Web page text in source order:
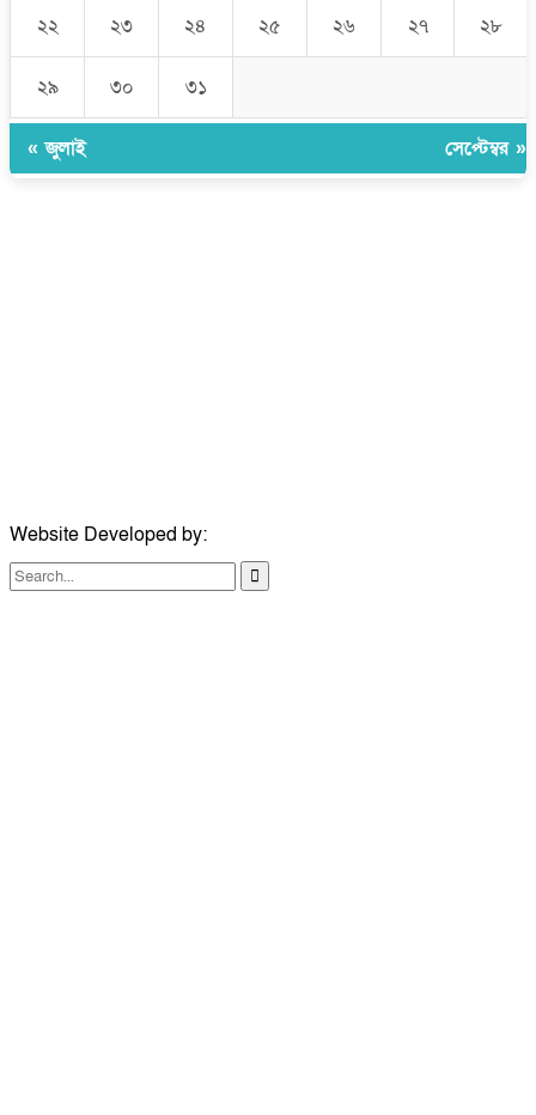
২২ ২৩ ২৪ ২৫ ২৬ ২৭ ২৮
২৯ ৩০ ৩১
« জুলাই সেপ্টেম্বর »
Website Developed by: